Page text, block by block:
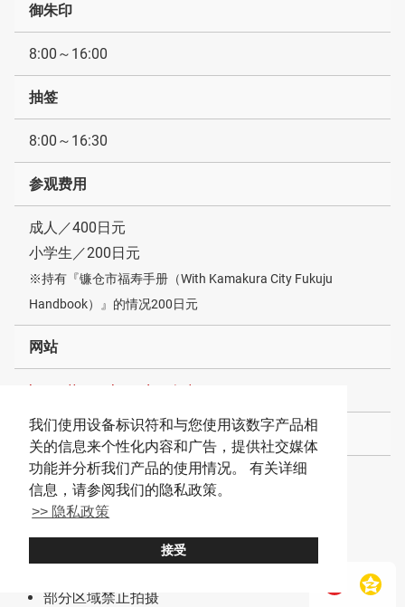
我们使用设备标识符和与您使用该数字产品相
关的信息来个性化内容和广告，提供社交媒体
功能并分析我们产品的使用情况。 有关详细
信息，请参阅我们的隐私政策。
>> 隐私政策
接受
御朱印
8:00～16:00
抽签
8:00～16:30
参观费用
成人／400日元
小学生／200日元
※持有『镰仓市福寿手册（With Kamakura City Fukuju
Handbook）』的情况200日元
网站
https://www.hasedera.jp/
其他
有日语和英语的标牌、御朱印、护身符
无无障碍区域
有厕所
可携带行李箱（在接待处旁的投币储物柜存放）
部分区域禁止拍摄